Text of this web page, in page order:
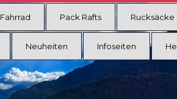
Fahrrad Pack Rafts Rucksäcke
Neuheiten Infoseiten